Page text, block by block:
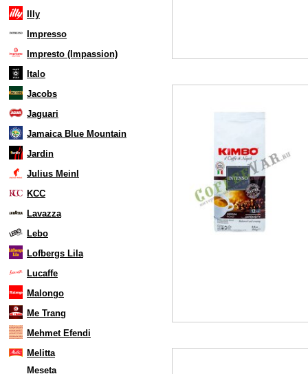
Illy
Impresso
Impresto (Impassion)
Italo
Jacobs
Jaguari
Jamaica Blue Mountain
Jardin
Julius Meinl
KCC
Lavazza
Lebo
Lofbergs Lila
Lucaffe
Malongo
Me Trang
Mehmet Efendi
Melitta
Meseta